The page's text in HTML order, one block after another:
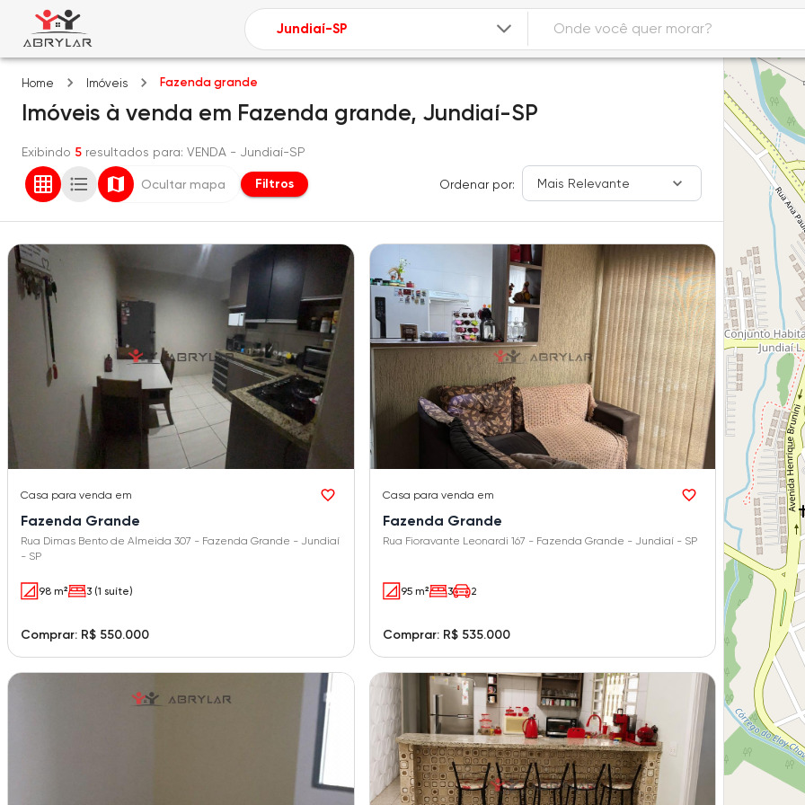
Home Imóveis Fazenda grande
Imóveis à venda em Fazenda grande, Jundiaí-SP
Exibindo 5 resultados para: VENDA - Jundiaí-SP
Ocultar mapa Filtros Ordenar por: Mais Relevante
Casa para venda em
Fazenda Grande
Rua Dimas Bento de Almeida 307 - Fazenda Grande - Jundiaí
- SP
98 m² 3 (1 suíte)
Comprar: R$ 550.000
Casa para venda em
Fazenda Grande
Rua Fioravante Leonardi 167 - Fazenda Grande - Jundiaí - SP
95 m² 3 2
Comprar: R$ 535.000